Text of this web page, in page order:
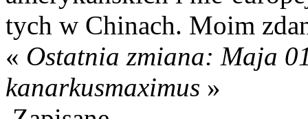
tych w Chinach. Moim
« Ostatnia zmiana: Maja
kanarkusmaximus »